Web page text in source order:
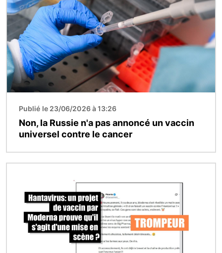
Publié le 23/06/2026 à 13:26
Non, la Russie n'a pas annoncé un vaccin
universel contre le cancer